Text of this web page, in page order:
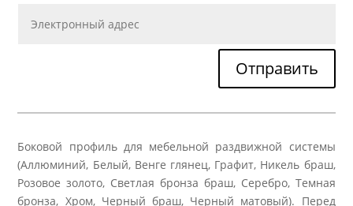
Отправить
Боковой профиль для мебельной раздвижной системы
(Аллюминий, Белый, Венге глянец, Графит, Никель браш,
Розовое золото, Светлая бронза браш, Серебро, Темная
бронза, Хром, Черный браш, Черный матовый). Перед